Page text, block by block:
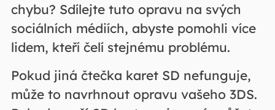
chybu? Sdílejte tuto opravu na svých
sociálních médiích, abyste pomohli více
lidem, kteří čelí stejnému problému.
Pokud jiná čtečka karet SD nefunguje,
může to navrhnout opravu vašeho 3DS.